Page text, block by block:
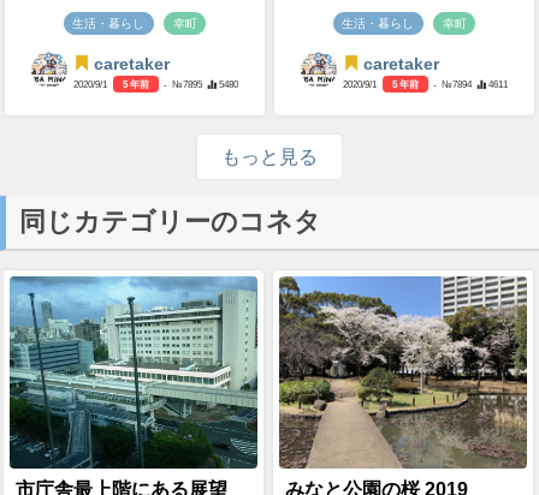
生活・暮らし 幸町
caretaker
2020/9/1 5 年前 - №7895 5480
生活・暮らし 幸町
caretaker
2020/9/1 5 年前 - №7894 4611
もっと見る
同じカテゴリーのコネタ
市庁舎最上階にある展望
みなと公園の桜 2019